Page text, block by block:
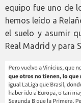
equipo fue uno de
hemos leído a
el suelo y asumir
Real Madrid y para